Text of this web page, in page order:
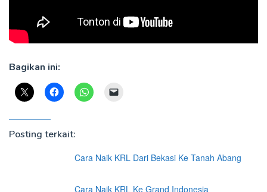
Bagikan ini:
Posting terkait:
Cara Naik KRL Dari Bekasi Ke Tanah Abang
Cara Naik KRL Ke Grand Indonesia